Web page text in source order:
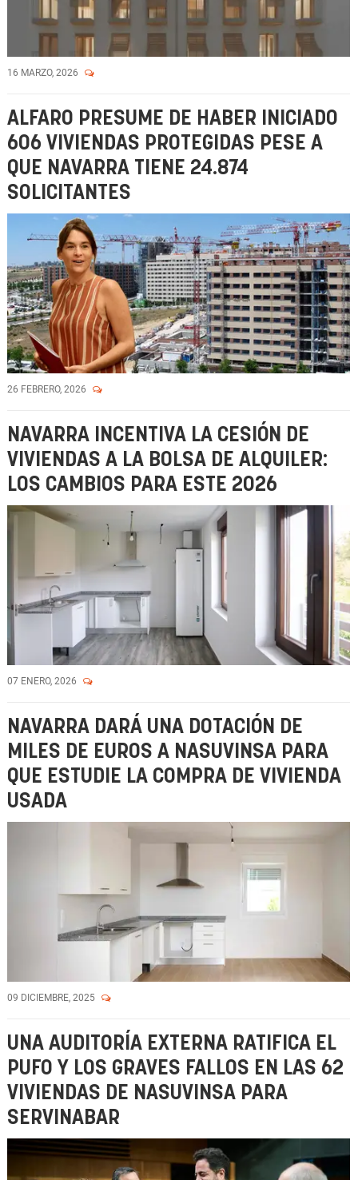
16 MARZO, 2026
ALFARO PRESUME DE HABER INICIADO
606 VIVIENDAS PROTEGIDAS PESE A
QUE NAVARRA TIENE 24.874
SOLICITANTES
26 FEBRERO, 2026
NAVARRA INCENTIVA LA CESIÓN DE
VIVIENDAS A LA BOLSA DE ALQUILER:
LOS CAMBIOS PARA ESTE 2026
07 ENERO, 2026
NAVARRA DARÁ UNA DOTACIÓN DE
MILES DE EUROS A NASUVINSA PARA
QUE ESTUDIE LA COMPRA DE VIVIENDA
USADA
09 DICIEMBRE, 2025
UNA AUDITORÍA EXTERNA RATIFICA EL
PUFO Y LOS GRAVES FALLOS EN LAS 62
VIVIENDAS DE NASUVINSA PARA
SERVINABAR